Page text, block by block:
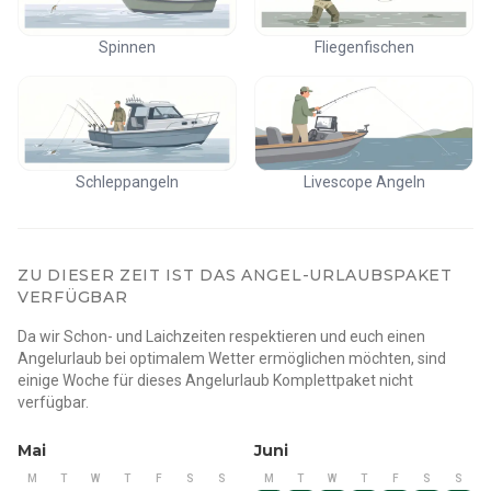
bietet den ganzen Sommer über sowie im Frühherbst
hervorragende Bedingungen. Jeder geführte Ausflug dauert
etwa 6 Stunden und findet auf dem Oulujärvi-See statt,
einem der schönsten und unberührtesten Angelziele
Finnlands.
• Erstklassige Angelausrüstung
• Schwimmwesten und die gesamte erforderliche
Sicherheitsausrüstung
• Trockenanzüge und Regenjacken bei Bedarf
Flavours of the North – Private Dining-Erlebnisse
Spinnen Fliegenfischen
Schleppangeln Livescope Angeln
ZU DIESER ZEIT IST DAS ANGEL-URLAUBSPAKET
VERFÜGBAR
Da wir Schon- und Laichzeiten respektieren und euch einen
Angelurlaub bei optimalem Wetter ermöglichen möchten, sind
einige Woche für dieses Angelurlaub Komplettpaket nicht
verfügbar.
Mai
M W F S
S
Juni
M W F S
S